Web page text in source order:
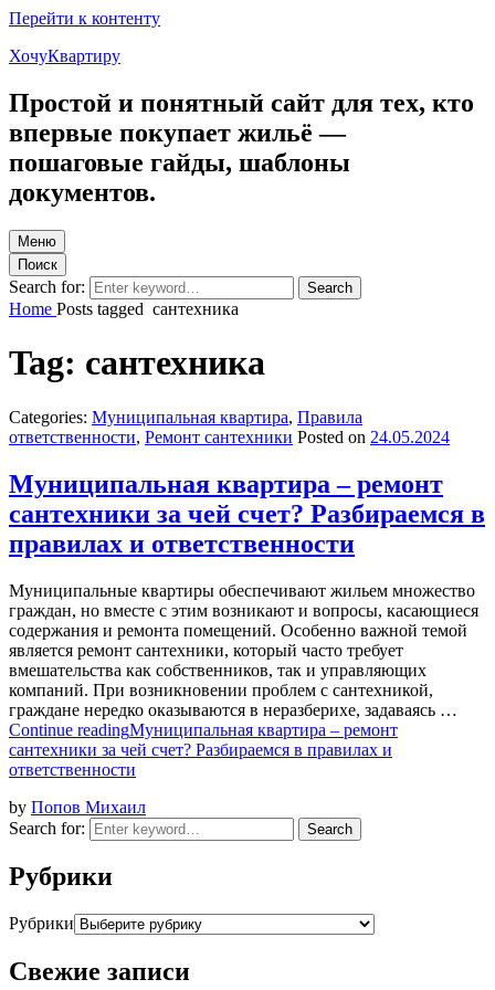
Перейти к контенту
ХочуКвартиру
Простой и понятный сайт для тех, кто
впервые покупает жильё —
пошаговые гайды, шаблоны
документов.
Меню
Поиск
Search for: Search
Home Posts tagged сантехника
Tag: сантехника
Categories: Муниципальная квартира, Правила
ответственности, Ремонт сантехники Posted on 24.05.2024
Муниципальная квартира – ремонт
сантехники за чей счет? Разбираемся в
правилах и ответственности
Муниципальные квартиры обеспечивают жильем множество
граждан, но вместе с этим возникают и вопросы, касающиеся
содержания и ремонта помещений. Особенно важной темой
является ремонт сантехники, который часто требует
вмешательства как собственников, так и управляющих
компаний. При возникновении проблем с сантехникой,
граждане нередко оказываются в неразберихе, задаваясь …
Continue readingМуниципальная квартира – ремонт
сантехники за чей счет? Разбираемся в правилах и
ответственности
by Попов Михаил
Search for:
Search
Рубрики
Рубрики
Свежие записи